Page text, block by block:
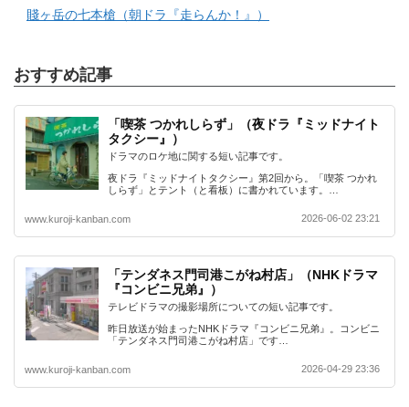
賤ヶ岳の七本槍（朝ドラ『走らんか！』）
おすすめ記事
「喫茶 つかれしらず」（夜ドラ『ミッドナイト
タクシー』）
ドラマのロケ地に関する短い記事です。
夜ドラ『ミッドナイトタクシー』第2回から。「喫茶 つかれ
しらず」とテント（と看板）に書かれています。…
www.kuroji-kanban.com 2026-06-02 23:21
「テンダネス門司港こがね村店」（NHKドラマ
『コンビニ兄弟』）
テレビドラマの撮影場所についての短い記事です。
昨日放送が始まったNHKドラマ『コンビニ兄弟』。コンビニ
「テンダネス門司港こがね村店」です…
www.kuroji-kanban.com 2026-04-29 23:36